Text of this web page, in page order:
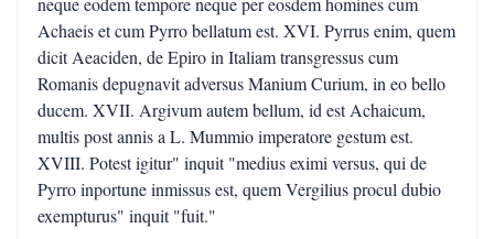
Achaeis et cum Pyrro bellatum est. XVI. Pyrrus enim, quem
dicit Aeaciden, de Epiro in Italiam transgressus cum
Romanis depugnavit adversus Manium Curium, in eo bello
ducem. XVII. Argivum autem bellum, id est Achaicum,
multis post annis a L. Mummio imperatore gestum est.
XVIII. Potest igitur" inquit "medius eximi versus, qui de
Pyrro inportune inmissus est, quem Vergilius procul dubio
exempturus" inquit "fuit."